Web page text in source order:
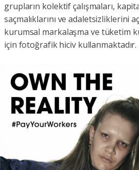
grupların kolektif çalışmaları,
saçmalıklarını ve adaletsizliklerini
kurumsal markalaşma ve tüketim
için fotoğrafik hiciv kullanmaktadır.